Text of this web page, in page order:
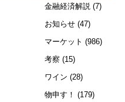
金融経済解説 (7)
お知らせ (47)
マーケット (986)
考察 (15)
ワイン (28)
物申す！ (179)